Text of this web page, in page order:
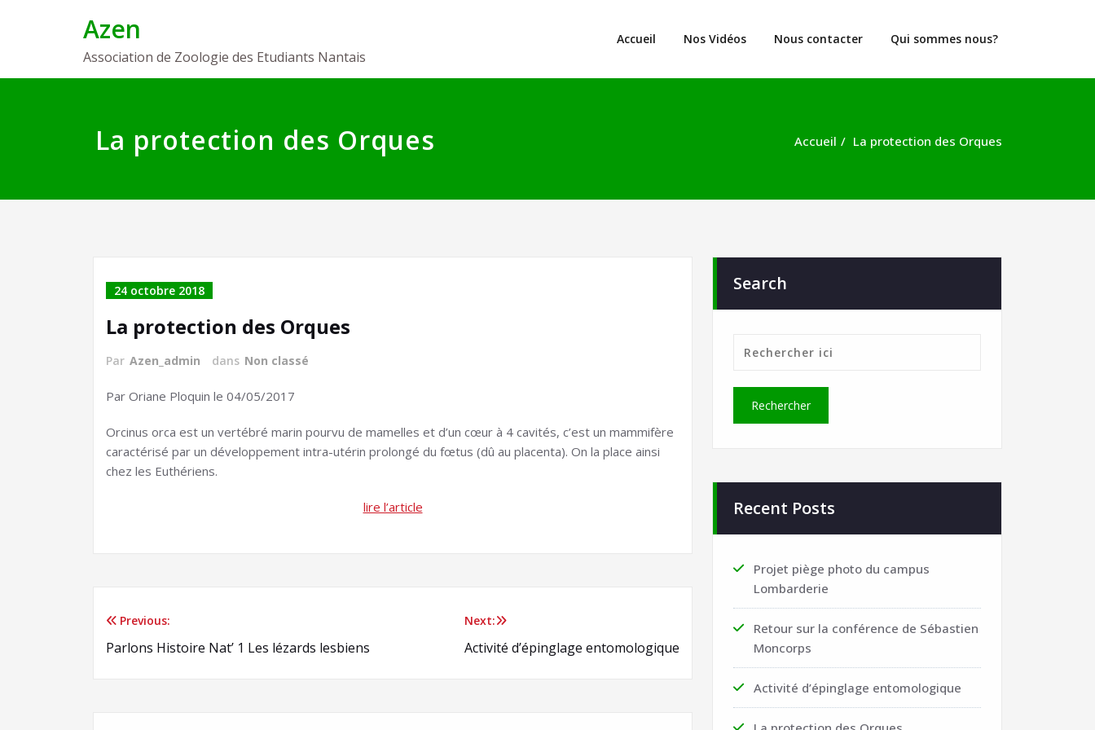
Azen
Association de Zoologie des Etudiants Nantais
Accueil Nos Vidéos Nous contacter Qui sommes nous?
La protection des Orques Accueil La protection des Orques
24 octobre 2018
La protection des Orques
Par Azen_admin dans Non classé
Par Oriane Ploquin le 04/05/2017
Orcinus orca est un vertébré marin pourvu de mamelles et d’un cœur à 4 cavités, c’est un mammifère
caractérisé par un développement intra-utérin prolongé du fœtus (dû au placenta). On la place ainsi
chez les Euthériens.
lire l’article
Navigation
Previous:
Parlons Histoire Nat’ 1 Les lézards lesbiens
Next:
Activité d’épinglage entomologique
Search
Recent Posts
Projet piège photo du campus
Lombarderie
Retour sur la conférence de Sébastien
Moncorps
Activité d’épinglage entomologique